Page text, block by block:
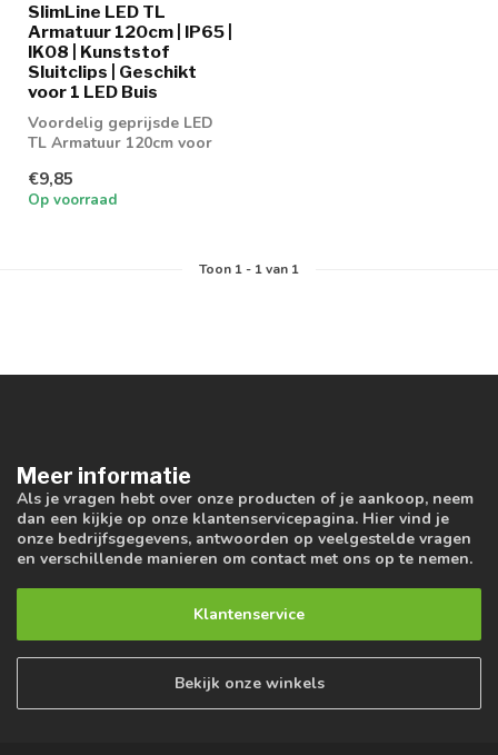
SlimLine LED TL
Armatuur 120cm | IP65 |
IK08 | Kunststof
Sluitclips | Geschikt
voor 1 LED Buis
Voordelig geprijsde LED
TL Armatuur 120cm voor
€9,85
Op voorraad
Toon 1- 1van 1
Meer informatie
Als je vragen hebt over onze producten of je aankoop, neem
dan een kijkje op onze klantenservicepagina. Hier vind je
onze bedrijfsgegevens, antwoorden op veelgestelde vragen
en verschillende manieren om contact met ons op te nemen.
Klantenservice
Bekijk onze winkels